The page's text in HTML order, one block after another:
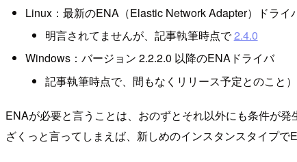
Linux：最新のENA（Elastic Network Adapter）ドライ
明言されてませんが、記事執筆時点で2.4.0
Windows：バージョン 2.2.2.0 以降のENAドライバ
記事執筆時点で、間もなくリリース予定とのこと）
ENAが必要と言うことは、おのずとそれ以外にも条件が
ざくっと言ってしまえば、新しめのインスタンスタイプで